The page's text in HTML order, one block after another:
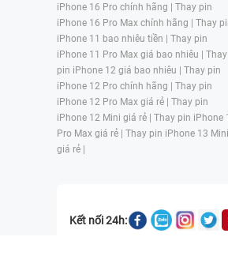
iPhone 16 Pro chính hãng | Thay pin
iPhone 16 Pro Max chính hãng | Thay
iPhone 11 bao nhiêu tiền | Thay pin
iPhone 11 Pro Max giá bao nhiêu | Thay
pin iPhone 12 giá bao nhiêu | Thay pin
iPhone 12 Pro chính hãng | Thay pin
iPhone 12 Pro Max giá rẻ | Thay pin
iPhone 12 Mini giá rẻ | Thay pin iPhone
Pro Max giá rẻ | Thay pin iPhone 13 Mini
giá rẻ |
Kết nối 24h: